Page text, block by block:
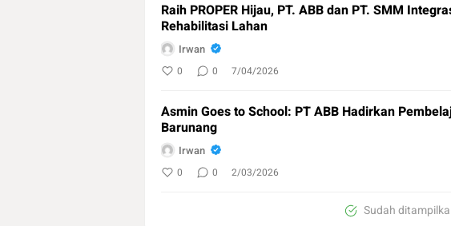
Raih PROPER Hijau, PT. ABB dan PT. SMM
Rehabilitasi Lahan
Irwan
0 0 7/04/2026
Asmin Goes to School: PT ABB Hadirkan
Barunang
Irwan
0 0 2/03/2026
Sudah